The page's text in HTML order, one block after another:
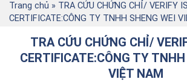
Trang chủ » TRA CỨU CHỨNG CHỈ/ VERIFY
CERTIFICATE:CÔNG TY TNHH SHENG WEI
TRA CỨU CHỨNG CHỈ/
CERTIFICATE:CÔNG TY
VIỆT NAM